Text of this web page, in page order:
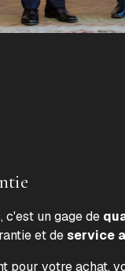
c'est un gage de
et deservice
pour votre achat,